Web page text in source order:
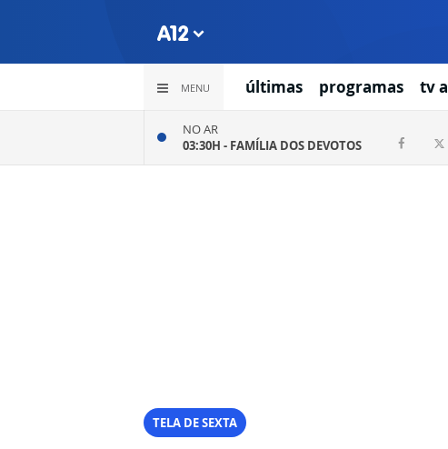
MENU últimas programas tv
NO AR
03:30H - FAMÍLIA DOS DEVOTOS
TELA DE SEXTA